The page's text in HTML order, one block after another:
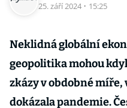
25. září 2024 · 15:25
Neklidná globální
geopolitika mohou
zkázy v obdobné
dokázala pandemie.